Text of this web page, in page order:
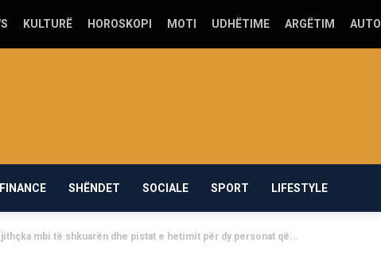
KULTURË HOROSKOPI MOTI UDHËTIME ARGËTIM AUTO
FINANCE SHËNDET SOCIALE SPORT LIFESTYLE
mbi të shkuarën dhe pistat e hetimit për dy personat që...